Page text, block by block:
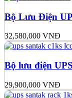
Bộ Lưu Điện
32,580,000 VNĐ
Bộ lưu điện
29,900,000 VNĐ